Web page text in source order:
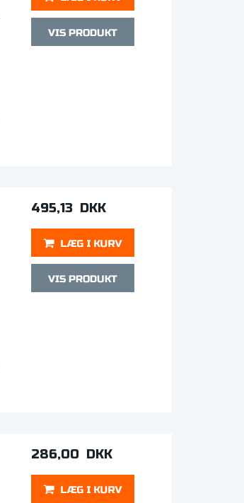
495,13 DKK
286,00 DKK